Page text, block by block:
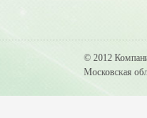
© 2012
Московская